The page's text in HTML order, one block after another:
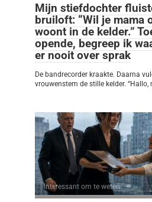
Mijn stiefdochter
bruiloft: “Wil je mama
woont in de kelder.”
opende, begreep ik
er nooit over sprak
De bandrecorder kraakte. Daarna
vrouwenstem de stille kelder. “Hallo,
Interessant om te weten